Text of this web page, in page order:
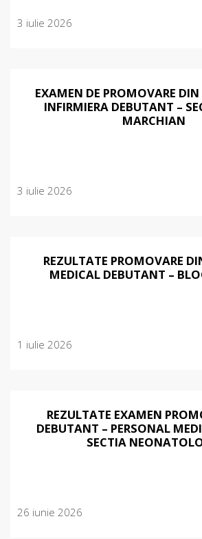
3 iulie 2026
EXAMEN DE PROMOVARE
INFIRMIERA DEBUTANT –
MARCHIAN
3 iulie 2026
REZULTATE PROMOVARE
MEDICAL DEBUTANT –
1 iulie 2026
REZULTATE EXAMEN
DEBUTANT – PERSONAL
SECTIA
26 iunie 2026